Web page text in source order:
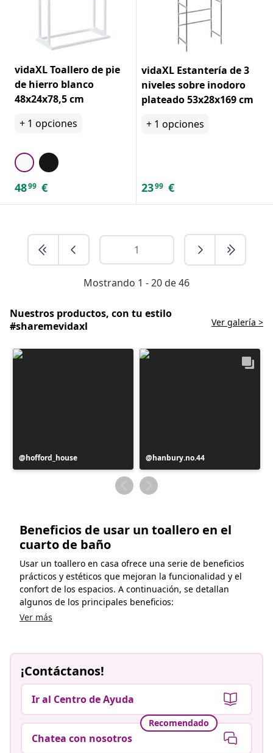
vidaXL Toallero de pie
de hierro blanco
48x24x78,5 cm
+ 1 opciones
4899 €
vidaXL Estantería de 3
niveles sobre inodoro
plateado 53x28x169 cm
+ 1 opciones
2399 €
Mostrando 1 - 20 de 46
Nuestros productos, con tu estilo
#sharemevidaxl
Ver galería >
Publicación
realizada
hofford_house
Publicación
realizada
por
hanbury.no.44
Beneficios de usar un toallero en el
cuarto de baño
Usar un toallero en casa ofrece una serie de beneficios
prácticos y estéticos que mejoran la funcionalidad y el
confort de los espacios. A continuación, se detallan
algunos de los principales beneficios:
Ver más
¡Contáctanos!
Ir al Centro de Ayuda
Recomendado
Chatea con nosotros